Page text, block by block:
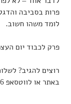
פרות בסביבה
לומד משהו חשוב.
פרק לכבוד יום
רוצים להגיב?
באתר או לווטסאפ 089950916